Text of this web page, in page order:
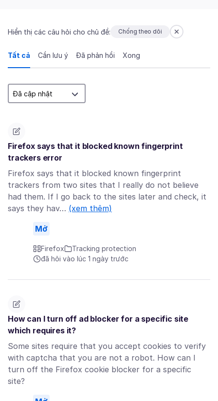
Hiển thị các câu hỏi cho chủ đề: Chống theo dõi
Tất cả Cần lưu ý Đã phản hồi Xong
Firefox says that it blocked known fingerprint
trackers error
Firefox says that it blocked known fingerprint
trackers from two sites that I really do not believe
had them. If I go back to the sites later and check, it
says they hav… (xem thêm)
Mở
Firefox
Tracking protection
đã hỏi vào lúc 1 ngày trước
How can I turn off ad blocker for a specific site
which requires it?
Some sites require that you accept cookies to verify
with captcha that you are not a robot. How can I
turn off the Firefox cookie blocker for a specific
site?